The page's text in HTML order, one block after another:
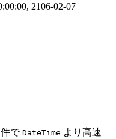
2106-02-07
で DateTime より高速